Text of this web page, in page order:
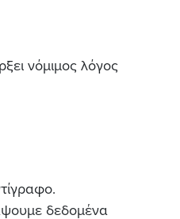
νόμιμος λόγος
δεδομένα